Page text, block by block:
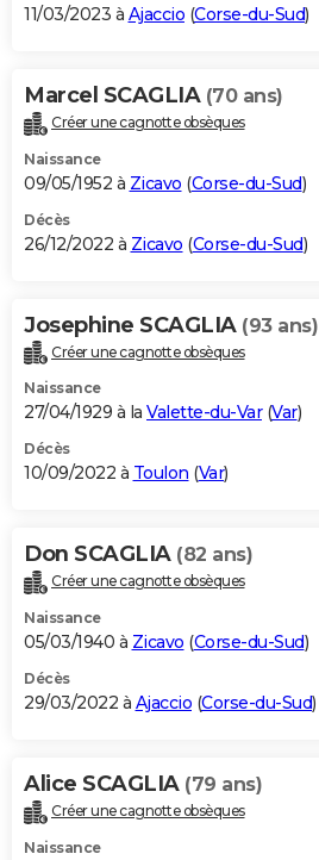
11/03/2023 à Ajaccio (Corse-du-Sud)
Marcel SCAGLIA (70 ans)
Créer une cagnotte obsèques
Naissance
09/05/1952 à Zicavo (Corse-du-Sud)
Décès
26/12/2022 à Zicavo (Corse-du-Sud)
Josephine SCAGLIA (93 ans)
Créer une cagnotte obsèques
Naissance
27/04/1929 à la Valette-du-Var(Var)
Décès
10/09/2022 à Toulon (Var)
Don SCAGLIA (82 ans)
Créer une cagnotte obsèques
Naissance
05/03/1940 à Zicavo (Corse-du-Sud)
Décès
29/03/2022 à Ajaccio (Corse-du-Sud)
Alice SCAGLIA (79 ans)
Créer une cagnotte obsèques
Naissance